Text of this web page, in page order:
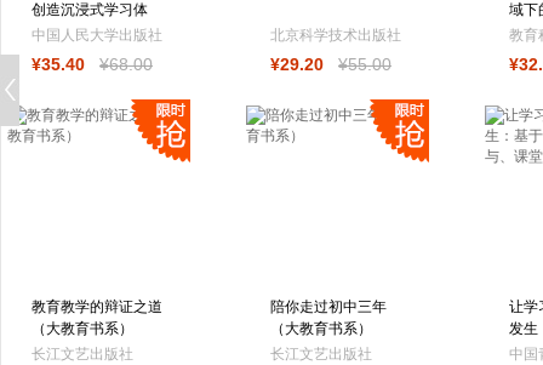
创造沉浸式学习体
验 团购电话：
中国人民大学出版社
¥35.40 ¥68.00
北京科学技术出版社
¥29.20 ¥55.00
域下
教育
公司
¥32
教育教学的辩证之道
（大教育书系）
长江文艺出版社
陪你走过初中三年
（大教育书系）
长江文艺出版社
让学
发生
态、
中国